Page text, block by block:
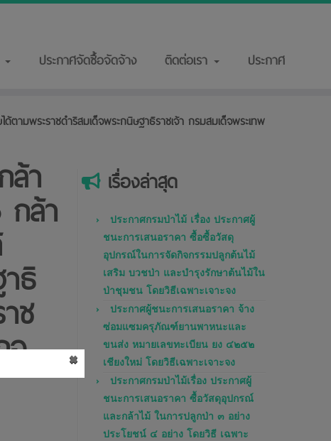
ประกาศจัดซื้อจัดจ้าง ติดต่อเรา ประกาศ
ามพระราชดำริสมเด็จพระกนิษฐาธิราชเจ้า กรมสมเด็จพระเทพ
ล้า
ล้า
ธิ
ช
อ
เรื่องล่าสุด
ประกาศกรมป่าไม้ เรื่อง ประกาศผู้
ชนะการเสนอราคา ซื้อซื้อวัสดุ
อุปกรณ์ในการจัดกิจกรรมปลูกต้นไม้
เสริม บวชป่า และบำรุงรักษาต้นไม้ใน
ป่าชุมชน โดยวิธีเฉพาะเจาะจง
ประกาศผู้ชนะการเสนอราคา จ้าง
ซ่อมแซมครุภัณฑ์ยานพาหนะและ
ขนส่ง หมายเลขทะเบียน ยง ๔๒๕๒
เชียงใหม่ โดยวิธีเฉพาะเจาะจง
ประกาศกรมป่าไม้เรื่อง ประกาศผู้
ชนะการเสนอราคา ซื้อวัสดุอุปกรณ์
และกล้าไม้ ในการปลูกป่า ๓ อย่าง
ประโยชน์ ๔ อย่าง โดยวิธี เฉพาะ
×